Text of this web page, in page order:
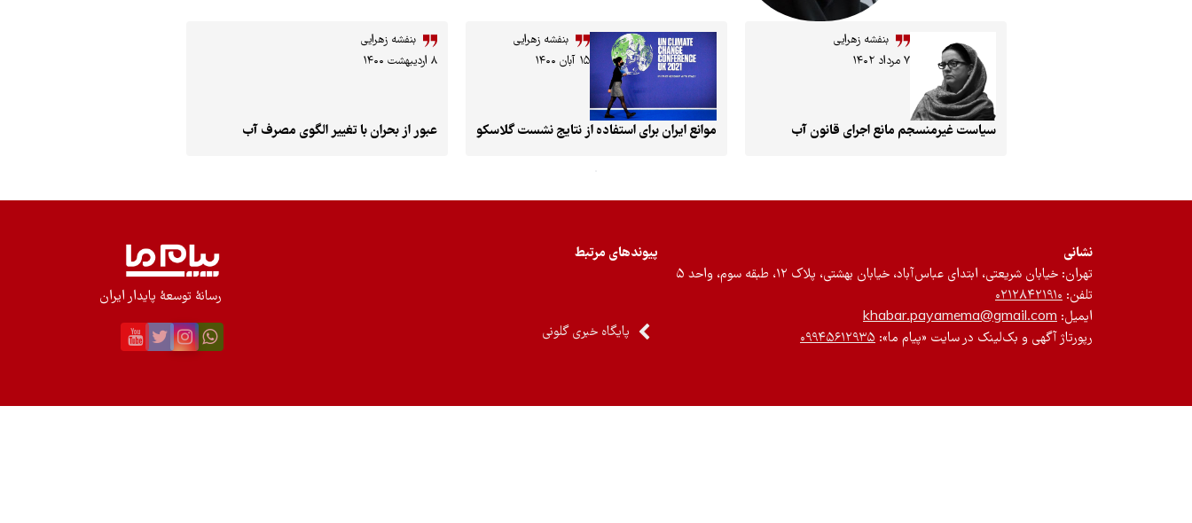
بنفشه زهرایی
۷ مرداد ۱۴۰۲
سیاست غیرمنسجم مانع اجرای قانون آب
بنفشه زهرایی
۱۵ آبان ۱۴۰۰
موانع ایران برای استفاده از نتایج نشست گلاسکو
بنفشه زهرایی
۸ اردیبهشت ۱۴۰۰
عبور از بحران با تغییر الگوی مصرف آب
نشانی
تهران: خیابان شریعتی، ابتدای عباس‌آباد، خیابان بهشتی، پلاک ۱۲، طبقه سوم، واحد ۵
تلفن: ۰۲۱۲۸۴۲۱۹۱۰
ایمیل: khabar.payamema@gmail.com
رپورتاژ آگهی و بک‌لینک در سایت «پیام ما»: ۰۹۹۴۵۶۱۲۹۳۵
پیوندهای مرتبط
پایگاه خبری گلونی
رسانۀ توسعۀ پایدار ایران